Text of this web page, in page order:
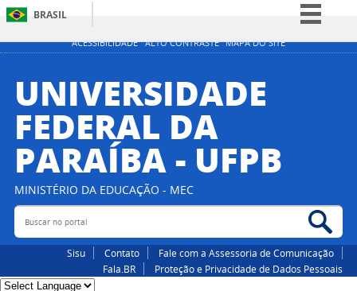
ACESSIBILIDADE ALTO CONTRASTE MAPA DO SITE
BRASIL
Simplifique!
Participe
Acesso à informação
Canais
UNIVERSIDADE
FEDERAL DA
PARAÍBA - UFPB
MINISTÉRIO DA EDUCAÇÃO - MEC
Buscar no portal
Sisu Contato
Fale com a Assessoria de Comunicação
Fala.BR
Proteção e Privacidade de Dados Pessoais